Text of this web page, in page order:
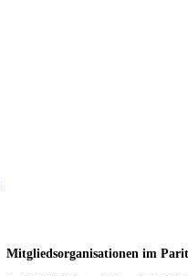
Mitgliedsorganisationen im